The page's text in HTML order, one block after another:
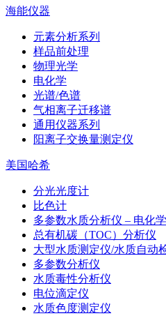
海能仪器
元素分析系列
样品前处理
物理光学
电化学
光谱/色谱
气相离子迁移谱
通用仪器系列
阳离子交换量测定仪
美国哈希
分光光度计
比色计
多参数水质分析仪 – 电化
总有机碳（TOC）分析仪
大型水质测定仪/水质自动
多参数分析仪
水质毒性分析仪
电位滴定仪
水质色度测定仪